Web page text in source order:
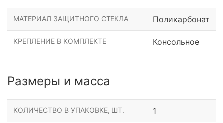
МАТЕРИАЛ ЗАЩИТНОГО СТЕКЛА Поликарбонат
КРЕПЛЕНИЕ В КОМПЛЕКТЕ Консольное
Размеры и масса
КОЛИЧЕСТВО В УПАКОВКЕ, ШТ. 1